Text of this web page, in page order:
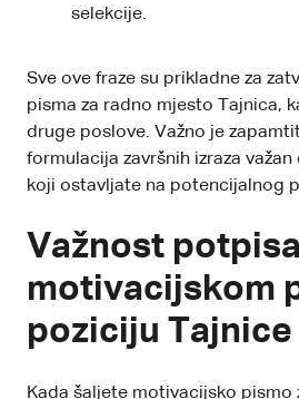
selekcije.
Sve ove fraze su prikladne za
pisma za radno mjesto Tajnica,
druge poslove. Važno je
formulacija završnih izraza
koji ostavljate na potencijalnog
Važnost
motivacijskom
poziciju Tajnice
Kada šaljete motivacijsko pismo